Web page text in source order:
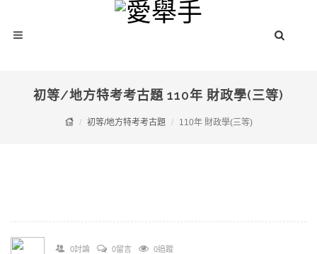
初等/地方特考考古題 110年 財政學(三等)
初等/地方特考考古題 110年 財政學(三等)
0討論 0留言 0追蹤